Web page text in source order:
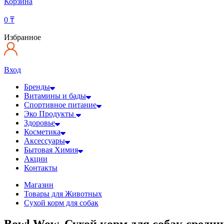
0 ₸
Избранное
Вход
Бренды
Витамины и бады
Спортивное питание
Эко Продукты
Здоровье
Косметика
Аксессуары
Бытовая Химия
Акции
Контакты
Магазин
Товары для Животных
Сухой корм для собак